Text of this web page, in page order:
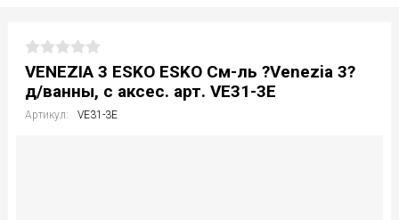
VENEZIA 3 ESKO ESKO См-ль ?Venezia 3?
д/ванны, с аксес. арт. VE31-3E
Артикул: VE31-3E